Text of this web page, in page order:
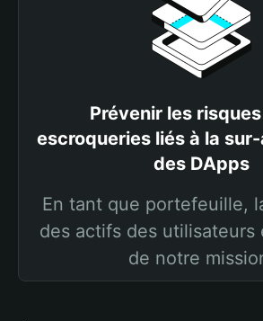
Prévenir les
escroqueries liés à la
des DApps
En tant que portefeuille,
des actifs des
de notre